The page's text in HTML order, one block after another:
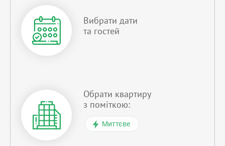
Вибрати дати
та гостей
Обрати квартиру
з поміткою:
Миттєве